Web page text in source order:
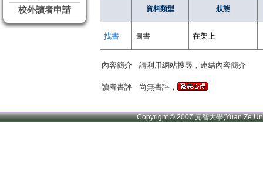
校外讀者申請
資料類型 狀態
找書 圖書 在架上
內容簡介 請利用網站搜尋，連結內容簡介
讀者書評 尚無書評，
Copyright © 2007 元智大學(Yuan Ze